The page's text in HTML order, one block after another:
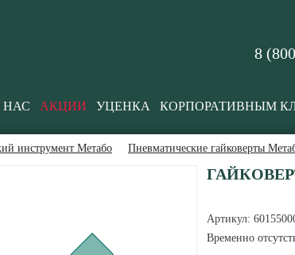
8
НАС АКЦИИ УЦЕНКА КОРПОРАТИВНЫМ
инструмент Метабо Пневматические гайковерты
ГАЙКОВЕРТ
Артикул:
Временно